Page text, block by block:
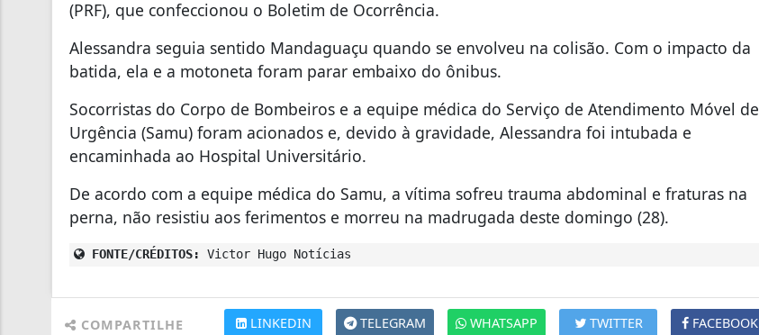
(PRF), que confeccionou o Boletim de Ocorrência.
Alessandra seguia sentido Mandaguaçu quando se envolveu na colisão. Com o impacto da
batida, ela e a motoneta foram parar embaixo do ônibus.
Socorristas do Corpo de Bombeiros e a equipe médica do Serviço de Atendimento Móvel de
Urgência (Samu) foram acionados e, devido à gravidade, Alessandra foi intubada e
encaminhada ao Hospital Universitário.
De acordo com a equipe médica do Samu, a vítima sofreu trauma abdominal e fraturas na
perna, não resistiu aos ferimentos e morreu na madrugada deste domingo (28).
FONTE/CRÉDITOS: Victor Hugo Notícias
COMPARTILHE FACEBOOK
TWITTER
WHATSAPP
TELEGRAM
LINKEDIN